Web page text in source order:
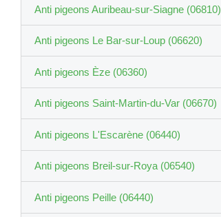
Anti pigeons Auribeau-sur-Siagne (06810)
Anti pigeons Le Bar-sur-Loup (06620)
Anti pigeons Èze (06360)
Anti pigeons Saint-Martin-du-Var (06670)
Anti pigeons L'Escarène (06440)
Anti pigeons Breil-sur-Roya (06540)
Anti pigeons Peille (06440)